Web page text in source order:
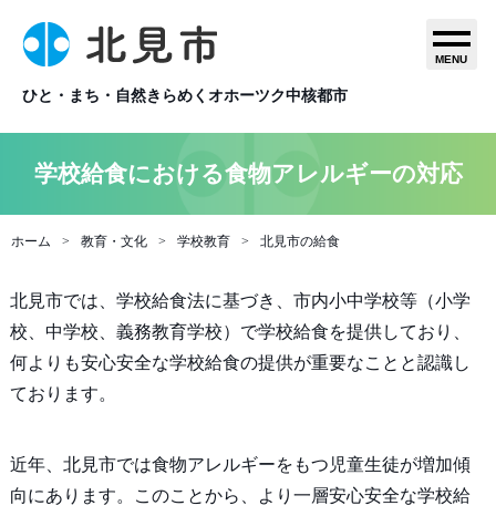
ひと・まち・自然きらめくオホーツク中核都市
MENU
学校給食における食物アレルギーの対応
ホーム 教育・文化 学校教育 北見市の給食
北見市では、学校給食法に基づき、市内小中学校等（小学
校、中学校、義務教育学校）で学校給食を提供しており、
何よりも安心安全な学校給食の提供が重要なことと認識し
ております。
近年、北見市では食物アレルギーをもつ児童生徒が増加傾
向にあります。このことから、より一層安心安全な学校給